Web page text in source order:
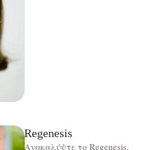
Regenesis
Ανακαλύψτε το Regenesis,